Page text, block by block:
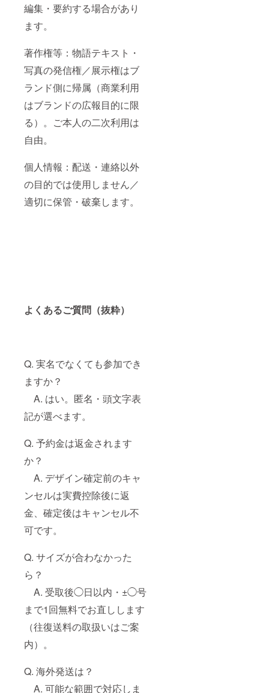
編集・要約する場合があり
ます。
著作権等：物語テキスト・
写真の発信権／展示権はブ
ランド側に帰属（商業利用
はブランドの広報目的に限
る）。ご本人の二次利用は
自由。
個人情報：配送・連絡以外
の目的では使用しません／
適切に保管・破棄します。
よくあるご質問（抜粋）
Q. 実名でなくても参加でき
ますか？
A. はい。匿名・頭文字表
記が選べます。
Q. 予約金は返金されます
か？
A. デザイン確定前のキャ
ンセルは実費控除後に返
金、確定後はキャンセル不
可です。
Q. サイズが合わなかった
ら？
A. 受取後◯日以内・±◯号
まで1回無料でお直しします
（往復送料の取扱いはご案
内）。
Q. 海外発送は？
A. 可能な範囲で対応しま